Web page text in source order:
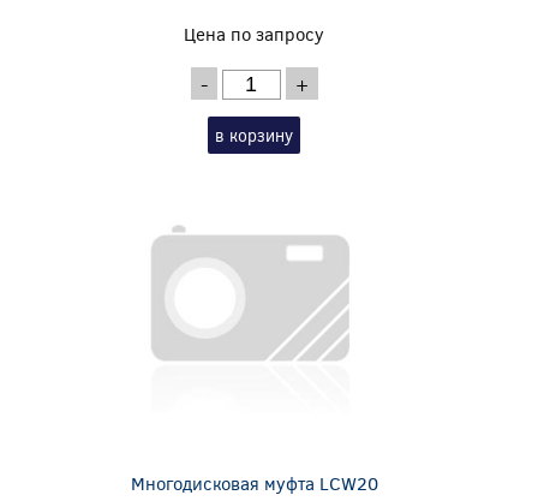
Цена по запросу
- +
в корзину
Многодисковая муфта LCW20